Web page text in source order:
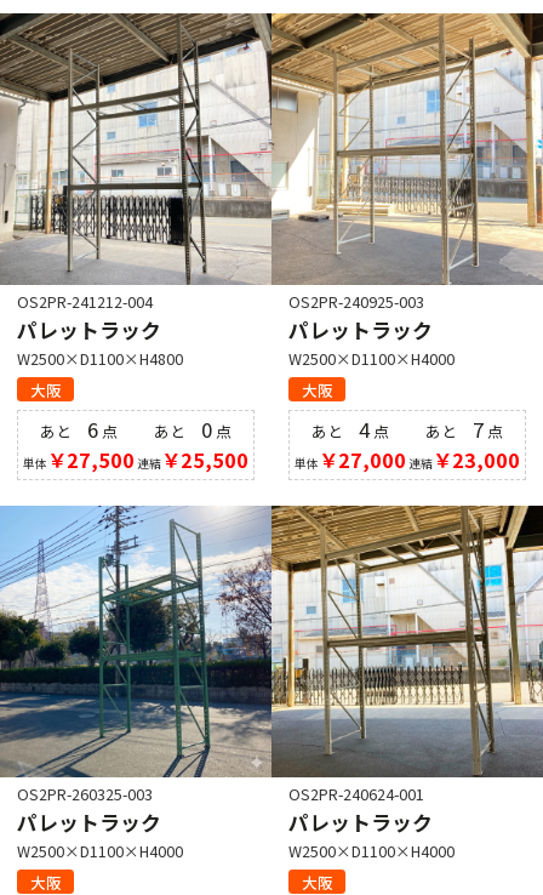
OS2PR-241212-004
パレットラック
W2500×D1100×H4800
大阪
あと 6 点
単体 ￥27,500
あと 0点
連結￥25,500
OS2PR-240925-003
パレットラック
W2500×D1100×H4000
大阪
あと4点
単体 ￥27,000
あと 7点
連結￥23,000
OS2PR-260325-003
パレットラック
W2500×D1100×H4000
大阪
OS2PR-240624-001
パレットラック
W2500×D1100×H4000
大阪